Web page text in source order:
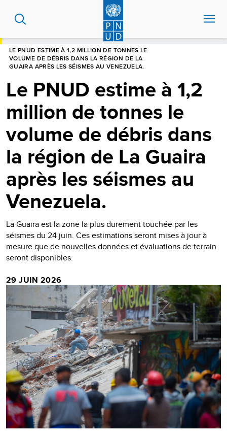
contenu
principal
LE PNUD ESTIME À 1,2 MILLION DE TONNES LE
VOLUME DE DÉBRIS DANS LA RÉGION DE LA
GUAIRA APRÈS LES SÉISMES AU VENEZUELA.
Le PNUD estime à 1,2
million de tonnes le
volume de débris dans
la région de La Guaira
après les séismes au
Venezuela.
La Guaira est la zone la plus durement touchée par les
séismes du 24 juin. Ces estimations seront mises à jour à
mesure que de nouvelles données et évaluations de terrain
seront disponibles.
29 JUIN 2026